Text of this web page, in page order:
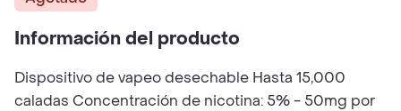
Información del producto
Dispositivo de vapeo desechable Hasta 15,000
caladas Concentración de nicotina: 5% - 50mg por